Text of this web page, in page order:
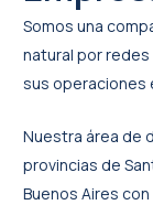
Somos una
natural por
sus operaciones
Nuestra área de
provincias de
Buenos Aires